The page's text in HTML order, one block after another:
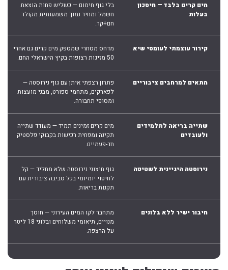
מים קרים בלבד — חיסכון
בעלות
בלי גוף חימום — כשליש פחות הוצאת
חשמל ומחיר נמוך משמעותית מקולר
חם+קר.
קירור עוצמתי לעומסי שיא
מדחס מסחרי שמספק מים קרים גם אחרי
50 מזיגות רצופות בקיץ הישראלי החם.
מתאים למרחבים ציבוריים
פתרון רצפתי איתן עם גוף נירוסטה —
לפארקים, מתחמי ספורט, מבני מועצות
ומסופי תחבורה.
שתייה בריאה לתלמידים
ולעובדים
מים קרים זמינים תמיד — מעודד שתייה
תקינה ומפחית רכישות בקבוקי פלסטיק
חד-פעמיים.
נירוסטה היגיינית לשטיפה
גוף חיצוני נירוסטה שלא מחליד — קל
לחיטוי יומיומי בכל סביבה ציבורית עם
תקנות בריאות.
חיבור ישיר ללא בלונים
מתחבר לקו המים העירוני — חוסך
מנויים, תיאומי משלוחים ובלוני 18 ליטר
על הרצפה.